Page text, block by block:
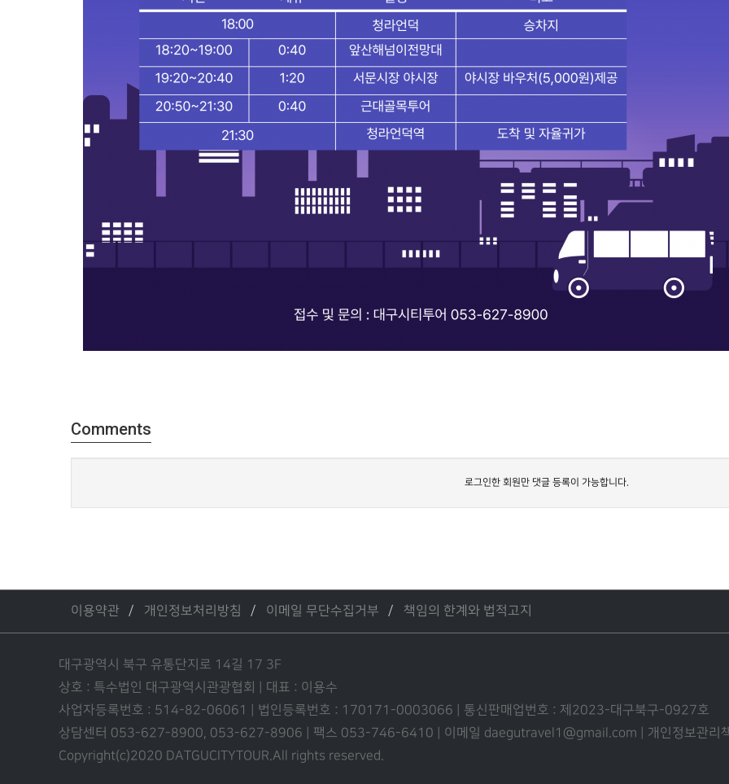
Comments
로그인한 회원만 댓글 등록이 가능합니다.
이용약관 개인정보처리방침 이메일 무단수집거부 책임의 한계와 법적고지
대구광역시 북구 유통단지로 14길 17 3F
상호 : 특수법인 대구광역시관광협회 | 대표 : 이용수
사업자등록번호 : 514-82-06061 | 법인등록번호 : 170171-0003066 | 통신판매업번호 : 제2023-대구북구-0927호
상담센터 053-627-8900, 053-627-8906 | 팩스 053-746-6410 | 이메일 daegutravel1@gmail.com | 개인정보관리
Copyright(c)2020 DATGUCITYTOUR.All rights reserved.